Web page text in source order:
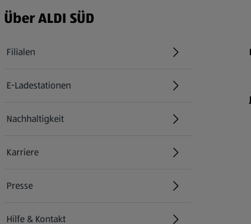
Über ALDI SÜD
Filialen
E-Ladestationen
Nachhaltigkeit
Karriere
Presse
Hilfe & Kontakt